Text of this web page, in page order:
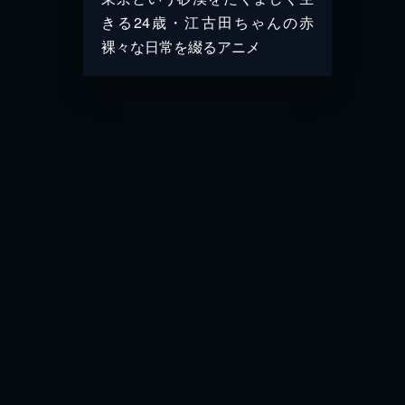
きる24歳・江古田ちゃんの赤
裸々な日常を綴るアニメ